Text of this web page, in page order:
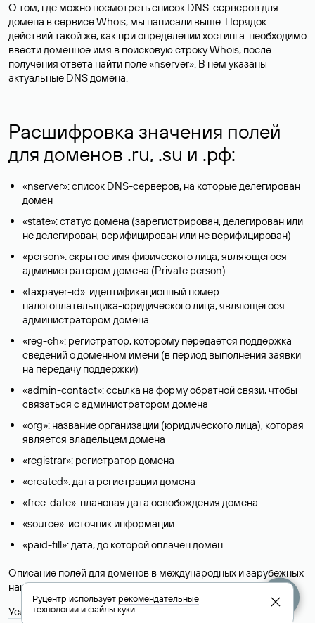
О том, где можно посмотреть список DNS-серверов для
домена в сервисе Whois, мы написали выше. Порядок
действий такой же, как при определении хостинга: необходимо
ввести доменное имя в поисковую строку Whois, после
получения ответа найти поле «nserver». В нем указаны
актуальные DNS домена.
Расшифровка значения полей
для доменов .ru, .su и .рф:
«nserver»: список DNS-серверов, на которые делегирован
домен
«state»: статус домена (зарегистрирован, делегирован или
не делегирован, верифицирован или не верифицирован)
«person»: скрытое имя физического лица, являющегося
администратором домена (Privatе person)
«taxpayer-id»: идентификационный номер
налогоплательщика-юридического лица, являющегося
администратором домена
«reg-ch»: регистратор, которому передается поддержка
сведений о доменном имени (в период выполнения заявки
на передачу поддержки)
«admin-contact»: ссылка на форму обратной связи, чтобы
связаться с администратором домена
«org»: название организации (юридического лица), которая
является владельцем домена
«registrar»: регистратор домена
«created»: дата регистрации домена
«free-date»: плановая дата освобождения домена
«source»: источник информации
«paid-till»: дата, до которой оплачен домен
Описание полей для доменов в международных и зарубежных
национальных доменах представлены в разделе «Помощь».
Условия использования Whois-сервиса
Руцентр используетрекомендательные
технологииифайлы куки